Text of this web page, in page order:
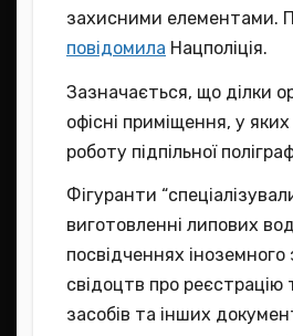
захисними елементами.
повідомила Нацполіція.
Зазначається, що ділки
офісні приміщення, у
роботу підпільної
Фігуранти
виготовленні липових
посвідченнях іноземного
свідоцтв про реєстрацію
засобів та інших